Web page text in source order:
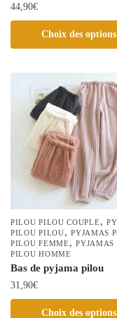
produit
44,90€
Choix des options
produit
variations.
options
peuvent
choisies
la
page
du
produit
PILOU PILOU COUPLE,
PILOU PILOU,PYJAMAS
PILOU FEMME,PYJAMAS
PILOU HOMME
Bas de pyjama pilou
31,90€
Choix des options